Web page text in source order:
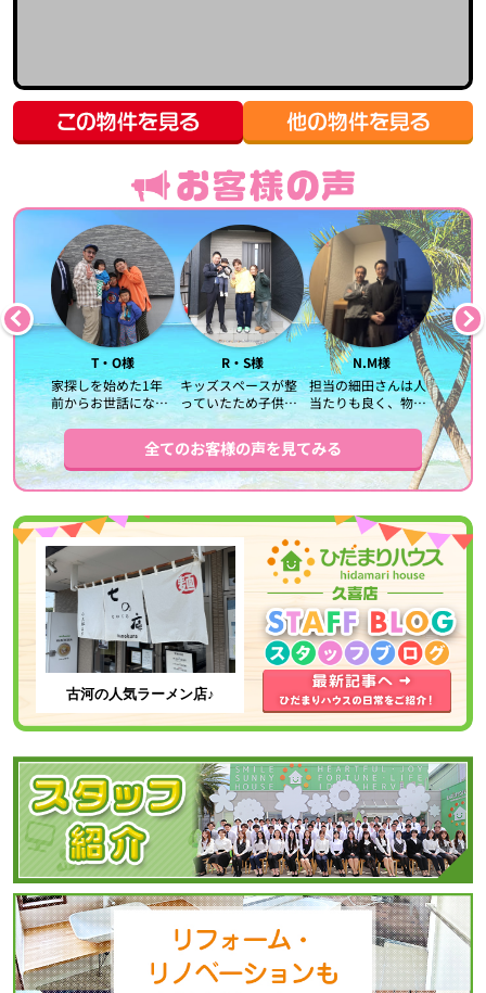
応で
急な
て頂
まし
T・O様
家探しを始めた1年
前からお世話になり
ました。正直、何も
分からずふわっとし
た状態で伺ったので
すが、いつも分かり
やすく説明していた
やペースに合わせて
丁寧に対応してくれ
ました。とても話し
やすい雰囲気で連絡
もすぐ対応してくれ
るので安心して相談
する事が出来まし
た。
R・S様
キッズスペースが整
っていたため子供が
いても落ち着いて打
た。また最初の相談
から引き渡しまで丁
寧で分かりやすい対
N.M様
担当の細田さんは人
当たりも良く、物件
の案内はじめ、的確
に教えて頂いたと思
います。
長いお付き合いにな
ると思いますので、
久喜店は立地も良
く、スタッフの皆
様、購入にあたり関
わった方達も丁寧な
説明でした。
気軽に相談されると
良いと思います
よ！！
担当し
細田さ
に親身
きまし
良い物
者と出
と感じ
全てのお客様の声を見てみる
古河の人気ラーメン店♪